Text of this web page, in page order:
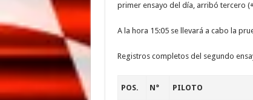
primer ensayo del día, arribó tercero
A la hora 15:05 se llevará a cabo la
Registros completos del segundo
POS. N° PILOTO